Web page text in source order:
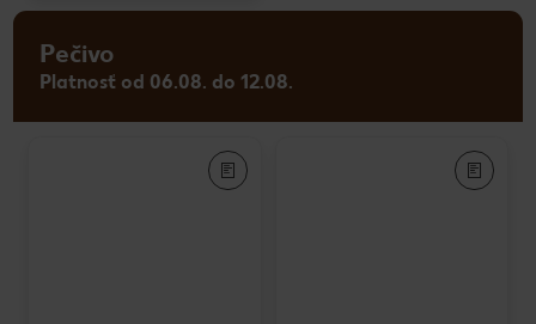
Pečivo
Platnosť od 06.08. do 12.08.